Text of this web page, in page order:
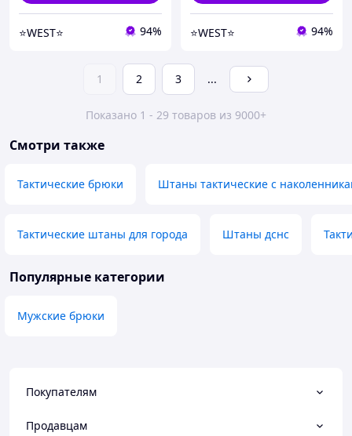
⭐️WEST⭐️ 94% ⭐️WEST⭐️ 94%
1 2 3 ...
Показано 1 - 29 товаров из 9000+
Смотри также
Тактические брюки Штаны тактические с
Тактические штаны для города Штаны дснс
Популярные категории
Мужские брюки
Покупателям
Продавцам